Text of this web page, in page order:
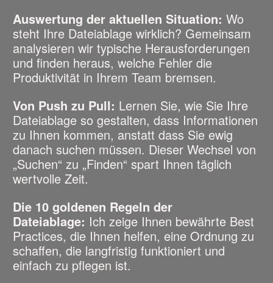
Auswertung der aktuellen Situation: Wo
steht Ihre Dateiablage wirklich? Gemeinsam
analysieren wir typische Herausforderungen
und finden heraus, welche Fehler die
Produktivität in Ihrem Team bremsen.
Von Push zu Pull: Lernen Sie, wie Sie Ihre
Dateiablage so gestalten, dass Informationen
zu Ihnen kommen, anstatt dass Sie ewig
danach suchen müssen. Dieser Wechsel von
„Suchen“ zu „Finden“ spart Ihnen täglich
wertvolle Zeit.
Die 10 goldenen Regeln der
Dateiablage: Ich zeige Ihnen bewährte Best
Practices, die Ihnen helfen, eine Ordnung zu
schaffen, die langfristig funktioniert und
einfach zu pflegen ist.